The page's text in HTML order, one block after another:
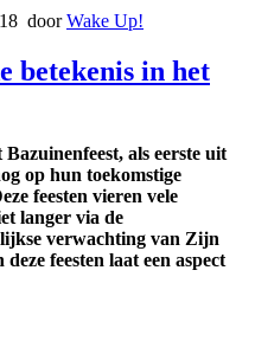
doorWake Up!
betekenis in het
als eerste uit
op hun toekomstige
feesten vieren vele
langer via de
verwachting van Zijn
feesten laat een aspect